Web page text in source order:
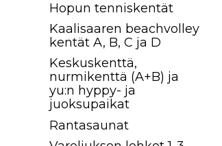
Hopun tenniskentät
Kaalisaaren beachvolley
kentät A, B, C ja D
Keskuskenttä,
nurmikenttä (A+B) ja
yu:n hyppy- ja
juoksupaikat
Rantasaunat